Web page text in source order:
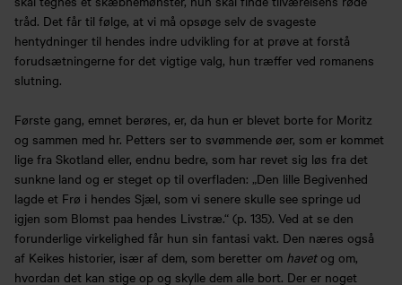
tråd. Det får til følge, at vi må opsøge selv de svageste
hentydninger til hendes indre udvikling for at prøve at forstå
forudsætningerne for det vigtige valg, hun træffer ved romanens
slutning.
Første gang, emnet berøres, er, da hun er blevet borte for Moritz
og sammen med hr. Petters ser to svømmende øer, som er kommet
lige fra Skotland eller, endnu bedre, som har revet sig løs fra det
sunkne land og er steget op til overfladen: „Den lille Begivenhed
lagde et Frø i hendes Sjæl, som vi senere skulle see springe ud
igjen som Blomst paa hendes Livstræ.“ (p. 135). Ved at se den
forunderlige virkelighed får hun sin fantasi vakt. Den næres også
af Keikes historier, især af dem, som beretter om havetog om,
hvordan det kan stige op og skylle dem alle bort. Der er noget